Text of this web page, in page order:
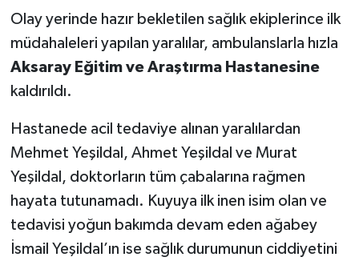
Olay yerinde hazır bekletilen sağlık ekiplerince ilk
müdahaleleri yapılan yaralılar, ambulanslarla hızla
Aksaray Eğitim ve Araştırma Hastanesine
kaldırıldı.
Hastanede acil tedaviye alınan yaralılardan
Mehmet Yeşildal, Ahmet Yeşildal ve Murat
Yeşildal, doktorların tüm çabalarına rağmen
hayata tutunamadı. Kuyuya ilk inen isim olan ve
tedavisi yoğun bakımda devam eden ağabey
İsmail Yeşildal’ın ise sağlık durumunun ciddiyetini